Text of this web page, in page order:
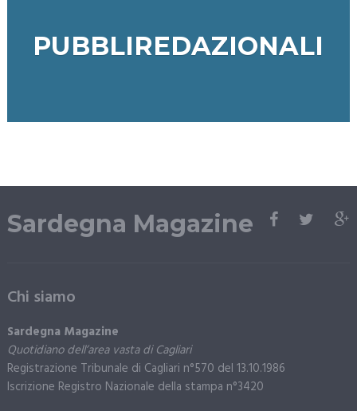
PUBBLIREDAZIONALI
Sardegna Magazine
Chi siamo
Sardegna Magazine
Quotidiano dell’area vasta di Cagliari
Registrazione Tribunale di Cagliari n°570 del 13.10.1986
Iscrizione Registro Nazionale della stampa n°3420